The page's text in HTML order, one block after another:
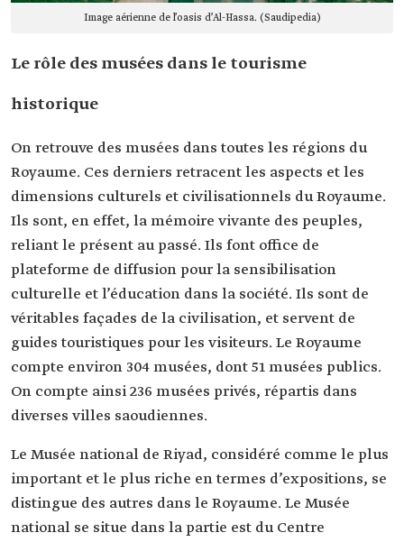
Image aérienne de l’oasis d’Al-Hassa. (Saudipedia)
Le rôle des musées dans le tourisme
historique
On retrouve des musées dans toutes les régions du
Royaume. Ces derniers retracent les aspects et les
dimensions culturels et civilisationnels du Royaume.
Ils sont, en effet, la mémoire vivante des peuples,
reliant le présent au passé. Ils font office de
plateforme de diffusion pour la sensibilisation
culturelle et l’éducation dans la société. Ils sont de
véritables façades de la civilisation, et servent de
guides touristiques pour les visiteurs. Le Royaume
compte environ 304 musées, dont 51 musées publics.
On compte ainsi 236 musées privés, répartis dans
diverses villes saoudiennes.
Le Musée national de Riyad, considéré comme le plus
important et le plus riche en termes d’expositions, se
distingue des autres dans le Royaume. Le Musée
national se situe dans la partie est du Centre